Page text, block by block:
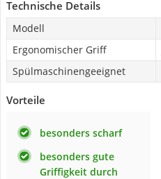
Technische Details
Modell
Ergonomischer Griff
Spülmaschinengeeignet
Vorteile
besonders scharf
besonders gute
Griffigkeit durch